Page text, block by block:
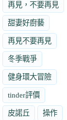
再見，不要再見
甜妻好廚藝
再見不要再見
冬季戰爭
健身環大冒險
tinder評價
皮諾丘 操作